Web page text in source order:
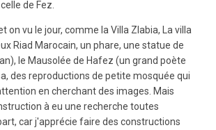
de Fez.
on vu le jour, comme la Villa Zlabia, La villa
Riad Marocain, un phare, une statue de
le Mausolée de Hafez (un grand poète
des reproductions de petite mosquée qui
en cherchant des images. Mais
à eu une recherche toutes
car j'apprécie faire des constructions